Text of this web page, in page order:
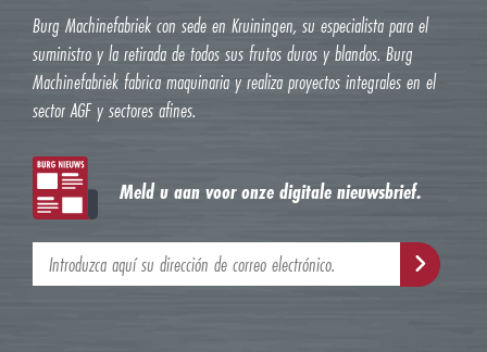
Burg Machinefabriek con sede en Kruiningen, su especialista para el
suministro y la retirada de todos sus frutos duros y blandos. Burg
Machinefabriek fabrica maquinaria y realiza proyectos integrales en el
sector AGF y sectores afines.
Meld u aan voor onze digitale nieuwsbrief.